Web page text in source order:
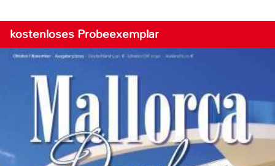
kostenloses Probeexemplar